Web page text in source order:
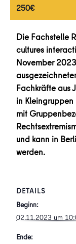
250€
Die Fachstelle
cultures
November
Fachkräfte aus
in
mit
und kann in
werden.
DETAILS
Beginn:
02.11.2023 um
Ende: